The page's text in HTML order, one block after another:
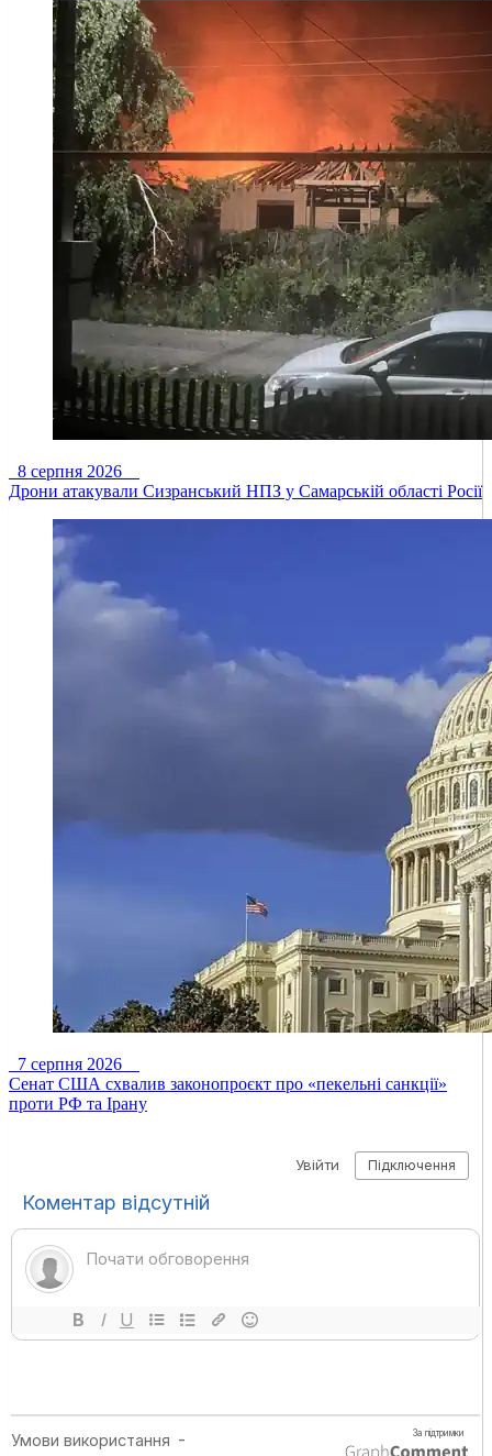
8 серпня 2026
Дрони атакували Сизранський НПЗ у Самарській області Росії
7 серпня 2026
Сенат США схвалив законопроєкт про «пекельні санкції»
проти РФ та Ірану